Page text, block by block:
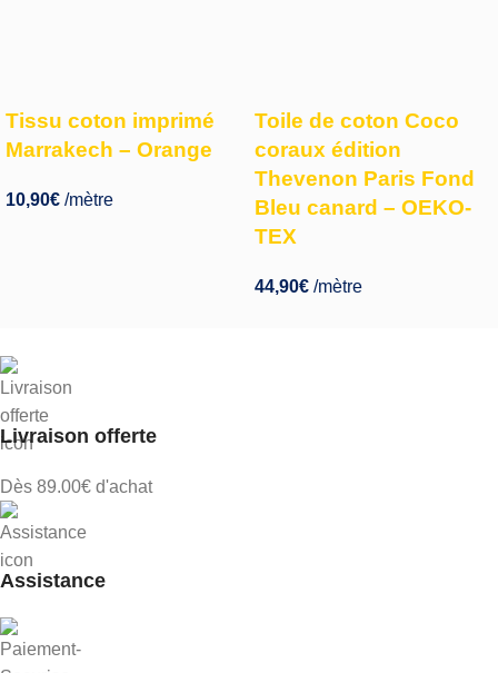
Tissu coton imprimé
Marrakech – Orange
10,90€ /mètre
Toile de coton Coco
coraux édition
Thevenon Paris Fond
Bleu canard – OEKO-
TEX
44,90€ /mètre
Livraison offerte
Dès 89.00€ d'achat
Assistance